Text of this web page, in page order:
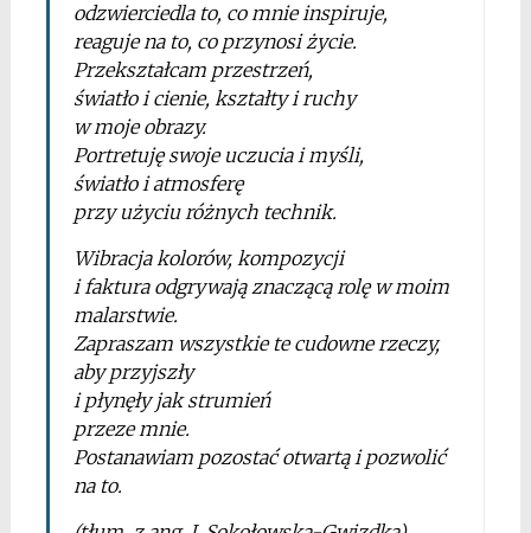
odzwierciedla to, co mnie inspiruje,
reaguje na to, co przynosi życie.
Przekształcam przestrzeń,
światło i cienie, kształty i ruchy
w moje obrazy.
Portretuję swoje uczucia i myśli,
światło i atmosferę
przy użyciu różnych technik.
Wibracja kolorów, kompozycji
i faktura odgrywają znaczącą rolę w moim
malarstwie.
Zapraszam wszystkie te cudowne rzeczy,
aby przyjszły
i płynęły jak strumień
przeze mnie.
Postanawiam pozostać otwartą i pozwolić
na to.